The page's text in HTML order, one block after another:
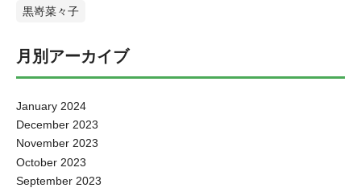
黒嵜菜々子
月別アーカイブ
January 2024
December 2023
November 2023
October 2023
September 2023